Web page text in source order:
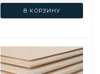
В КОРЗИНУ